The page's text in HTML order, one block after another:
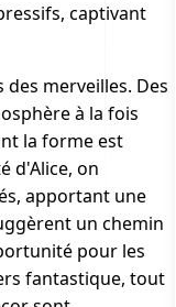
captivant
merveilles. Des
à la fois
la forme est
d'Alice, on
apportant une
un chemin
pour les
fantastique, tout